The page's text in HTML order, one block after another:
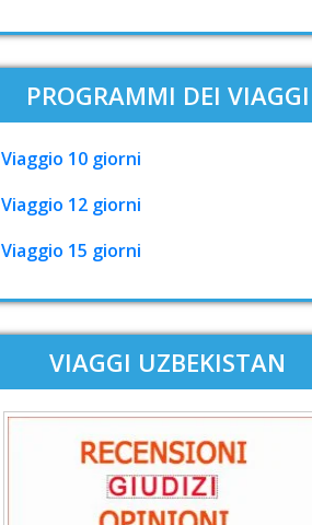
PROGRAMMI DEI VIAGGI
Viaggio 10 giorni
Viaggio 12 giorni
Viaggio 15 giorni
VIAGGI UZBEKISTAN